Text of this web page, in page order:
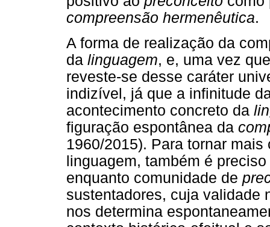
compreensão hermenêutica.
A forma de realização da
da linguagem, e, uma vez
reveste-se desse caráter
indizível, já que a infinitude
acontecimento concreto da
figuração espontânea da
1960/2015). Para tornar
linguagem, também é
enquanto comunidade de
sustentadores, cuja validade
nos determina